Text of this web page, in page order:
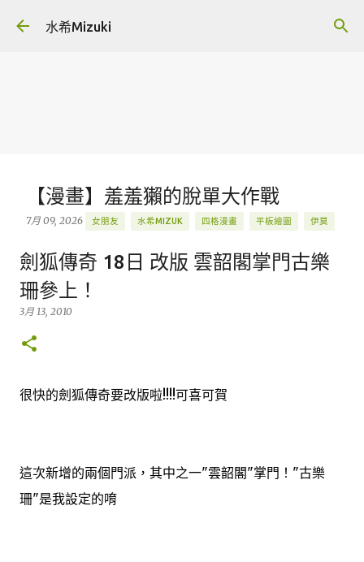
水希Mizuki
【漫畫】羞羞獺的脫單大作戰
7月 09, 2026 女朋友 水希MIZUK 四格漫畫 平板繪圖 伊莫
ANIIMO BLOG BLOG.MIZUKIGU IPAD PRO 繪圖 LINE
PROCREATE
劍狐傳奇 18日 改版 雲韶閣掌門古樂
珊參上！
3月 13, 2010
很快的劍狐傳奇要改版啦!!!!可喜可賀
這次新增的兩個門派，其中之一"雲韶閣"掌門！"古樂
珊"是我設定的唷